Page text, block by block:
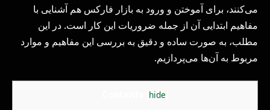
می‌کنند، برای آموختن و ورود به بازار فارکس هم آشنایی با
مفاهیم ابتدایی آن از جمله ضروریات این کار است. در این
مطلب، به صورت ساده و دقیق به بررسی این مفاهیم و موارد
مربوط به آن‌ها می‌پردازیم.
hide